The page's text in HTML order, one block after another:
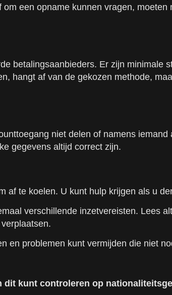
een opname kunnen vragen,
betalingsaanbieders. Er zijn minimale
hangt af van de gekozen methode,
niet delen of namens
gegevens altijd correct zijn.
af te koelen. U kunt hulp krijgen als u
verschillende inzetvereisten. Lees
en problemen kunt vermijden die niet
dit kunt controleren op